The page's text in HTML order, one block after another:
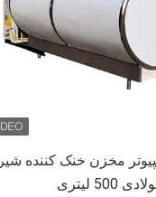
مخزن خنک کننده شیر
لیتری